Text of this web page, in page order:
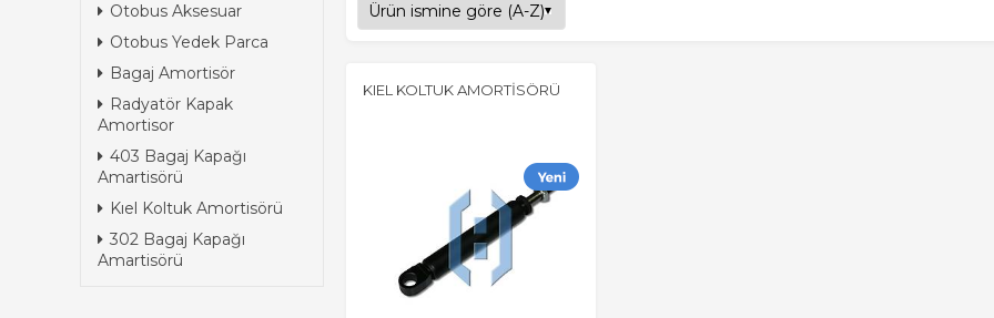
Otobus Aksesuar
Otobus Yedek Parca
Bagaj Amortisör
Radyatör Kapak
Amortisor
403 Bagaj Kapağı
Amartisörü
Kıel Koltuk Amortisörü
302 Bagaj Kapağı
Amartisörü
KIEL KOLTUK AMORTİSÖRÜ